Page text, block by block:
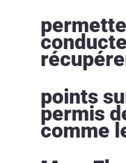
points
permis
comme